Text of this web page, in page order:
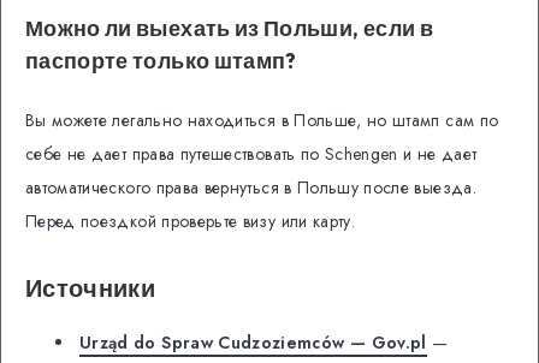
Можно ли выехать из Польши, если в
паспорте только штамп?
Вы можете легально находиться в Польше, но штамп сам по
себе не дает права путешествовать по Schengen и не дает
автоматического права вернуться в Польшу после выезда.
Перед поездкой проверьте визу или карту.
Источники
Urząd do Spraw Cudzoziemców — Gov.pl —